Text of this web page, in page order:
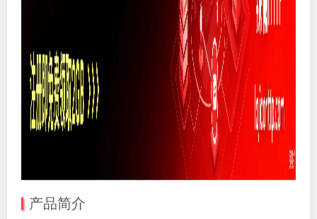
产品简介